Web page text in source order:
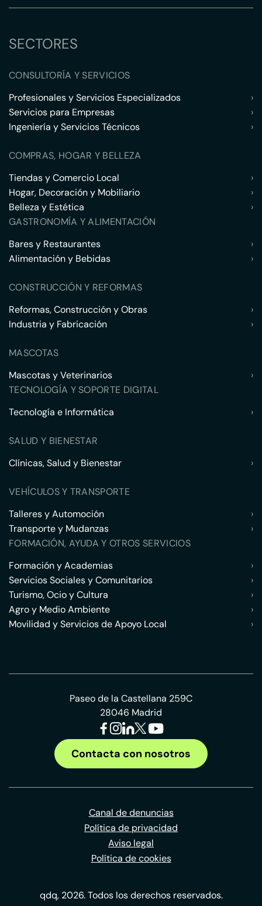
SECTORES
CONSULTORÍA Y SERVICIOS
Profesionales y Servicios Especializados
›
Servicios para Empresas
›
Ingeniería y Servicios Técnicos
›
COMPRAS, HOGAR Y BELLEZA
Tiendas y Comercio Local
›
Hogar, Decoración y Mobiliario
›
Belleza y Estética
›
GASTRONOMÍA Y ALIMENTACIÓN
Bares y Restaurantes
›
Alimentación y Bebidas
›
CONSTRUCCIÓN Y REFORMAS
Reformas, Construcción y Obras
›
Industria y Fabricación
›
MASCOTAS
Mascotas y Veterinarios
›
TECNOLOGÍA Y SOPORTE DIGITAL
Tecnología e Informática
›
SALUD Y BIENESTAR
Clínicas, Salud y Bienestar
›
VEHÍCULOS Y TRANSPORTE
Talleres y Automoción
›
Transporte y Mudanzas
›
FORMACIÓN, AYUDA Y OTROS SERVICIOS
Formación y Academias
›
Servicios Sociales y Comunitarios
›
Turismo, Ocio y Cultura
›
Agro y Medio Ambiente
›
Movilidad y Servicios de Apoyo Local
›
Paseo de la Castellana 259C
28046 Madrid
Contacta con nosotros
Canal de denuncias
Política de privacidad
Aviso legal
Política de cookies
qdq, 2026. Todos los derechos reservados.